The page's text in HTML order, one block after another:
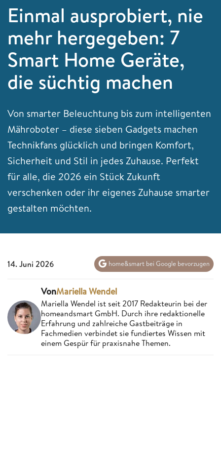
Einmal ausprobiert, nie
mehr hergegeben: 7
Smart Home Geräte,
die süchtig machen
Von smarter Beleuchtung bis zum intelligenten
Mähroboter – diese sieben Gadgets machen
Technikfans glücklich und bringen Komfort,
Sicherheit und Stil in jedes Zuhause. Perfekt
für alle, die 2026 ein Stück Zukunft
verschenken oder ihr eigenes Zuhause smarter
gestalten möchten.
14. Juni 2026 home&smart bei Google bevorzugen
VonMariella Wendel
Mariella Wendel ist seit 2017 Redakteurin bei der
homeandsmart GmbH. Durch ihre redaktionelle
Erfahrung und zahlreiche Gastbeiträge in
Fachmedien verbindet sie fundiertes Wissen mit
einem Gespür für praxisnahe Themen.